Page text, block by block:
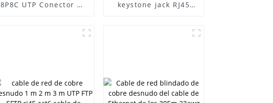
8P8C UTP Conector de
keystone jack RJ45